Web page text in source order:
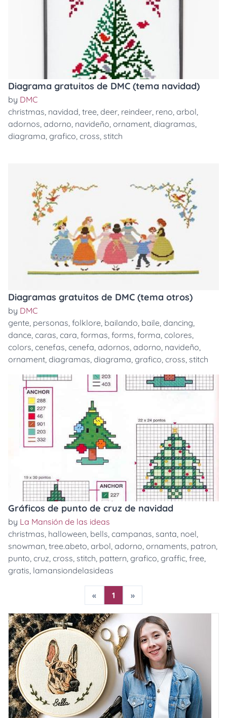
Diagrama gratuitos de DMC (tema navidad)
by DMC
christmas, navidad, tree, deer, reindeer, reno, arbol,
adornos, adorno, navideño, ornament, diagramas,
diagrama, grafico, cross, stitch
Diagramas gratuitos de DMC (tema otros)
by DMC
gente, personas, folklore, bailando, baile, dancing,
dance, caras, cara, formas, forms, forma, colores,
colors, cenefas, cenefa, adornos, adorno, navideño,
ornament, diagramas, diagrama, grafico, cross, stitch
Gráficos de punto de cruz de navidad
by La Mansión de las ideas
christmas, halloween, bells, campanas, santa, noel,
snowman, tree.abeto, arbol, adorno, ornaments, patron,
punto, cruz, cross, stitch, pattern, grafico, graffic, free,
gratis, lamansiondelasideas
« 1 »